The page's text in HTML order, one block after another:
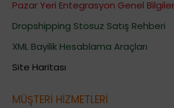
Pazar Yeri Entegrasyon Genel
Dropshipping Stosuz Satış Rehberi
XML Bayilik Hesablama Araçları
Site Haritası
MÜŞTERİ HİZMETLERİ